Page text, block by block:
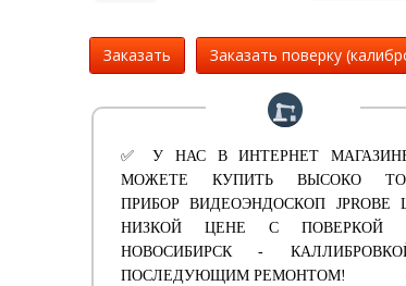
Заказать Заказать поверку
✅ У НАС В ИНТЕРНЕТ
МОЖЕТЕ КУПИТЬ ВЫСОКО
ПРИБОР ВИДЕОЭНДОСКОП JPROBE
НИЗКОЙ ЦЕНЕ С ПОВЕРКОЙ
НОВОСИБИРСК -
ПОСЛЕДУЮЩИМ РЕМОНТОМ!